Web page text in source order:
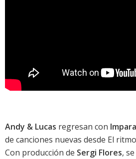
Andy & Lucas regresan con
de canciones nuevas desde El
Con producción de Sergi Flores,